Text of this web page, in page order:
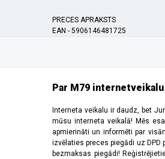
PRECES APRAKSTS
EAN - 5906146481725
Par M79 internetveikalu
Interneta veikalu ir daudz, bet
mūsu interneta veikalā! Mēs
apmierināti un informēti par
izvēlaties preces piegādi uz
bezmaksas piegādi!